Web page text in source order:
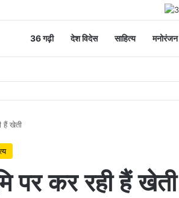
36 गढ़ी देश विदेस साहित्य मनोरंजन
हैं खेती
पर कर रही हैं खेती